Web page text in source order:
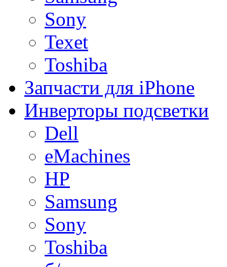
Sony
Texet
Toshiba
Запчасти для iPhone
Инверторы подсветки
Dell
eMachines
HP
Samsung
Sony
Toshiba